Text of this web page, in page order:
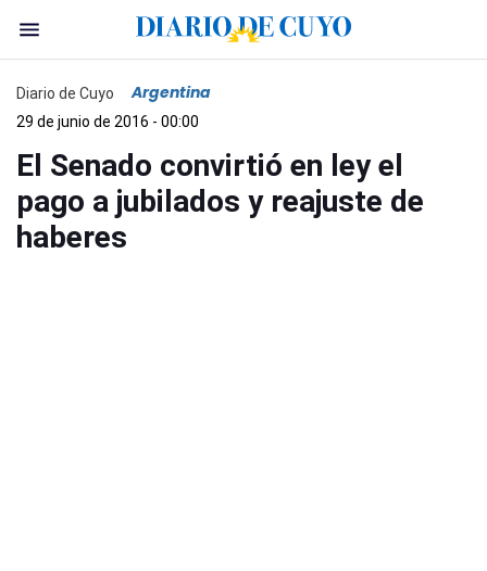
Diario de Cuyo Argentina
29 de junio de 2016 - 00:00
El Senado convirtió en ley el
pago a jubilados y reajuste de
haberes